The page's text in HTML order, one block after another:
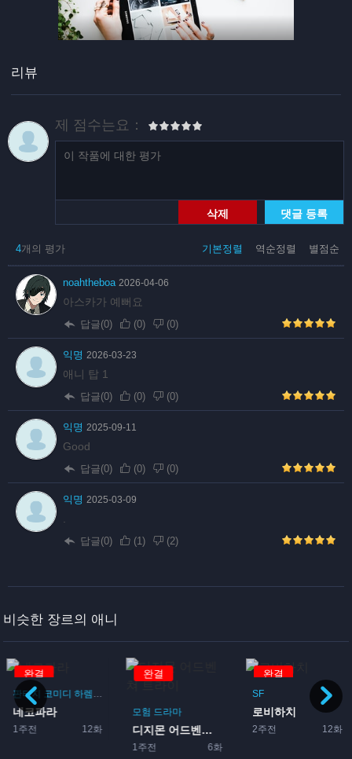
리뷰
제 점수는요：
삭제 댓글 등록
기본정렬 역순정렬 별점순
4개의 평가
noahtheboa 2026-04-06
아스카가 예뻐요
답글(0) (0) (0)
익명 2026-03-23
애니 탑 1
답글(0) (0) (0)
익명 2025-09-11
Good
답글(0) (0) (0)
익명 2025-03-09
답글(0) (1) (2)
비슷한 장르의 애니
완결
판타지 코미디 하렘 드라마
네코파라
1주전 12화
완결
모험 드라마
디지몬 어드벤쳐 트라이
1주전 6화
완결
SF
로비하치
2주전 12화